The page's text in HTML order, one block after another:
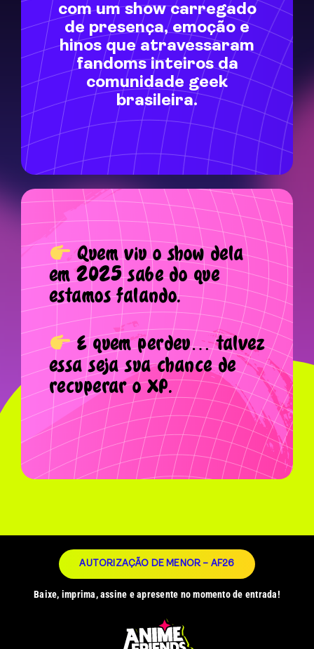
com um show carregado
de presença, emoção e
hinos que atravessaram
fandoms inteiros da
comunidade geek
brasileira.
Quem viu o show dela
em 2025 sabe do que
estamos falando.
E quem perdeu… talvez
essa seja sua chance de
recuperar o XP.
AUTORIZAÇÃO DE MENOR – AF26
Baixe, imprima, assine e apresente no momento de entrada!